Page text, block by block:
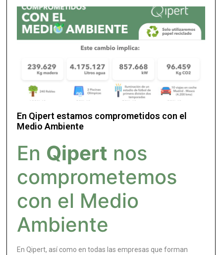
En Qipert estamos comprometidos con el
Medio Ambiente
En Qipert nos
comprometemos
con el Medio
Ambiente
En Qipert, así como en todas las empresas que forman